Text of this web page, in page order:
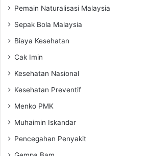
Pemain Naturalisasi Malaysia
Sepak Bola Malaysia
Biaya Kesehatan
Cak Imin
Kesehatan Nasional
Kesehatan Preventif
Menko PMK
Muhaimin Iskandar
Pencegahan Penyakit